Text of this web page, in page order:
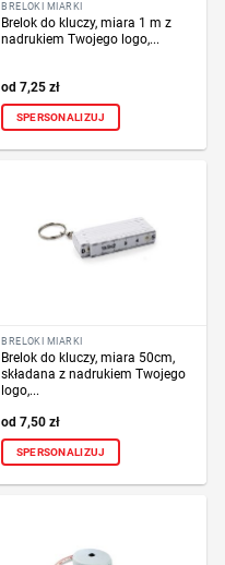
BRELOKI MIARKI
Brelok do kluczy, miara 1 m z
nadrukiem Twojego logo,...
7,25zł
SPERSONALIZUJ
BRELOKI MIARKI
Brelok do kluczy, miara 50cm,
składana z nadrukiem Twojego
logo,...
7,50zł
SPERSONALIZUJ